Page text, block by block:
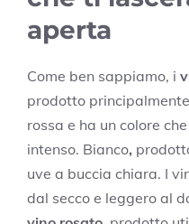
aperta
Come ben sappiamo, i
prodotto
rossa e ha un colore
intenso. Bianco,
uve a buccia chiara. I
dal secco e leggero al